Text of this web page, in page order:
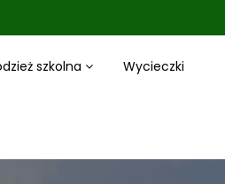
szkolna Wycieczki